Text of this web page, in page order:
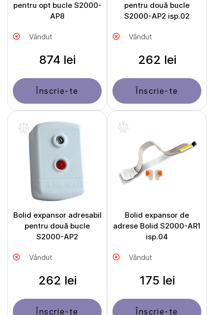
pentru opt bucle S2000-
AP8
Vândut
874 lei
Înscrie-te
pentru două bucle
S2000-AP2 isp.02
Vândut
262 lei
Înscrie-te
Bolid expansor adresabil
pentru două bucle
S2000-AP2
Vândut
262 lei
Înscrie-te
Bolid expansor de
adrese Bolid S2000-AR1
isp.04
Vândut
175 lei
Înscrie-te